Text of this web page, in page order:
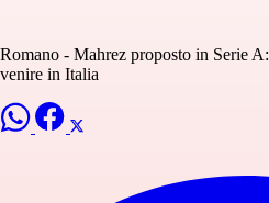
Romano - Mahrez proposto in Serie
venire in Italia